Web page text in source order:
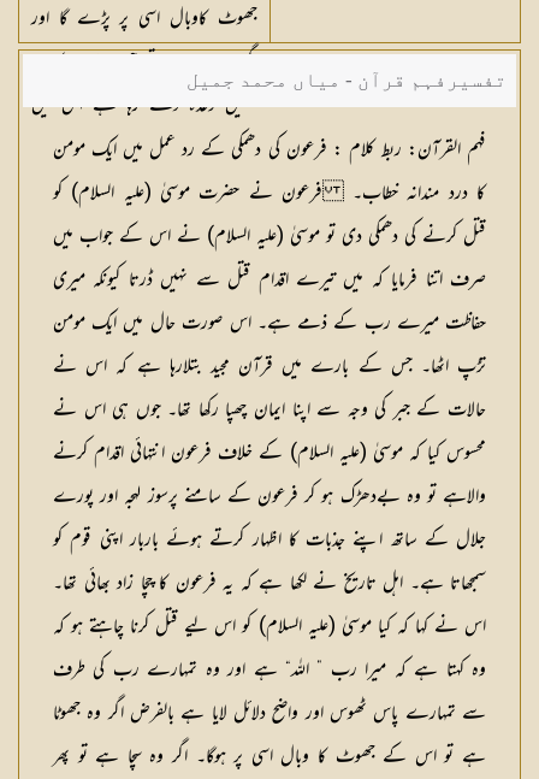
جھوٹ کاوبال اسی پر پڑے گا اور
اگر وہ سچا ہے تو جس عذاب کا وہ
تمہیں وعدہ دے رہا ہے اس میں
سے کچھ نہ کچھ تمہیں پہنچ کررہے گا
بلاشبہ اللہ ایسے شخص کو ہدایت نہیں
دیتا جو حد سے گزرجانے والا اور
بہت جھوٹا ہو
تفسیرفہم قرآن - میاں محمد جمیل
فہم القرآن: ربط کلام : فرعون کی دھمکی کے رد عمل میں ایک مومن
کا درد مندانہ خطاب۔ فرعون نے حضرت موسیٰ (علیہ السلام) کو
قتل کرنے کی دھمکی دی تو موسیٰ (علیہ السلام) نے اس کے جواب میں
صرف اتنا فرمایا کہ میں تیرے اقدام قتل سے نہیں ڈرتا کیونکہ میری
حفاظت میرے رب کے ذمے ہے۔ اس صورت حال میں ایک مومن
تڑپ اٹھا۔ جس کے بارے میں قرآن مجید بتلارہا ہے کہ اس نے
حالات کے جبر کی وجہ سے اپنا ایمان چھپا رکھا تھا۔ جوں ہی اس نے
محسوس کیا کہ موسیٰ (علیہ السلام) کے خلاف فرعون انتہائی اقدام کرنے
والاہے تو وہ بےدھڑک ہو کر فرعون کے سامنے پرسوز لہجہ اور پورے
جلال کے ساتھ اپنے جذبات کا اظہار کرتے ہوئے باربار اپنی قوم کو
سمجھاتا ہے۔ اہل تاریخ نے لکھا ہے کہ یہ فرعون کا چچا زاد بھائی تھا۔
اس نے کہا کہ کیا موسیٰ (علیہ السلام) کو اس لیے قتل کرنا چاہتے ہو کہ
وہ کہتا ہے کہ میرا رب ” اللہ“ ہے اور وہ تمہارے رب کی طرف
سے تمہارے پاس ٹھوس اور واضح دلائل لایا ہے بالفرض اگر وہ جھوٹا
ہے تو اس کے جھوٹ کا وبال اسی پر ہوگا۔ اگر وہ سچا ہے تو پھر